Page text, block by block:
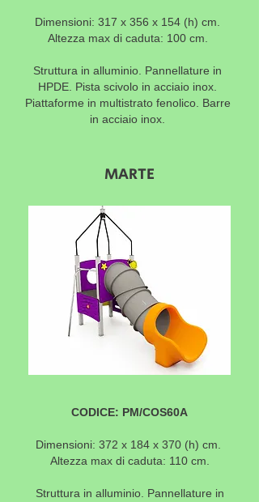
Dimensioni: 317 x 356 x 154 (h) cm.
Altezza max di caduta: 100 cm.
Struttura in alluminio. Pannellature in
HPDE. Pista scivolo in acciaio inox.
Piattaforme in multistrato fenolico. Barre
in acciaio inox.
MARTE
CODICE: PM/COS60A
Dimensioni: 372 x 184 x 370 (h) cm.
Altezza max di caduta: 110 cm.
Struttura in alluminio. Pannellature in